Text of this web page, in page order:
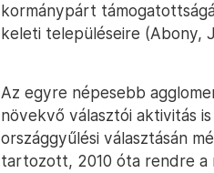
kormánypárt
keleti településeire (Abony,
Az egyre népesebb
növekvő választói aktivitás
országgyűlési választásán
tartozott, 2010 óta rendre a